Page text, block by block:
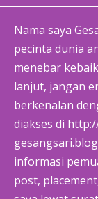
Nama saya
pecinta dunia
menebar
lanjut, jangan
berkenalan
diakses di
informasi
post,